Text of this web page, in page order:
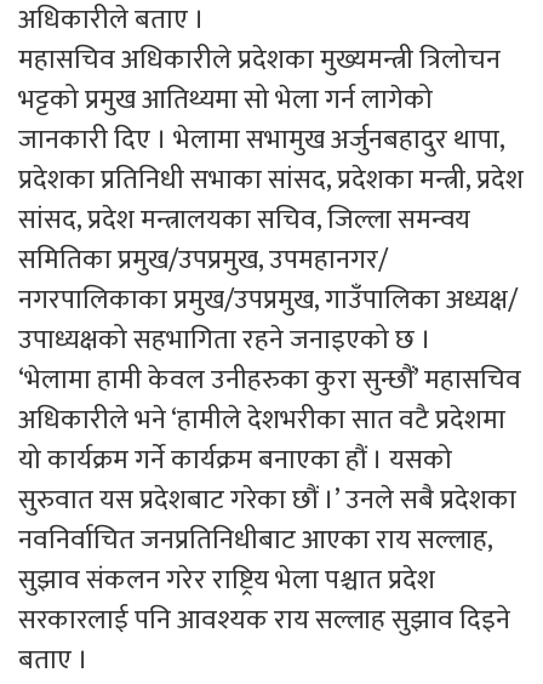
अधिकारीले बताए ।
महासचिव अधिकारीले प्रदेशका मुख्यमन्त्री त्रिलोचन
भट्टको प्रमुख आतिथ्यमा सो भेला गर्न लागेको
जानकारी दिए । भेलामा सभामुख अर्जुनबहादुर थापा,
प्रदेशका प्रतिनिधी सभाका सांसद, प्रदेशका मन्त्री, प्रदेश
सांसद, प्रदेश मन्त्रालयका सचिव, जिल्ला समन्वय
समितिका प्रमुख/उपप्रमुख, उपमहानगर/
नगरपालिकाका प्रमुख/उपप्रमुख, गाउँपालिका अध्यक्ष/
उपाध्यक्षको सहभागिता रहने जनाइएको छ ।
‘भेलामा हामी केवल उनीहरुका कुरा सुन्छौं’ महासचिव
अधिकारीले भने ‘हामीले देशभरीका सात वटै प्रदेशमा
यो कार्यक्रम गर्ने कार्यक्रम बनाएका हौं । यसको
सुरुवात यस प्रदेशबाट गरेका छौं ।’ उनले सबै प्रदेशका
नवनिर्वाचित जनप्रतिनिधीबाट आएका राय सल्लाह,
सुझाव संकलन गरेर राष्ट्रिय भेला पश्चात प्रदेश
सरकारलाई पनि आवश्यक राय सल्लाह सुझाव दिइने
बताए ।